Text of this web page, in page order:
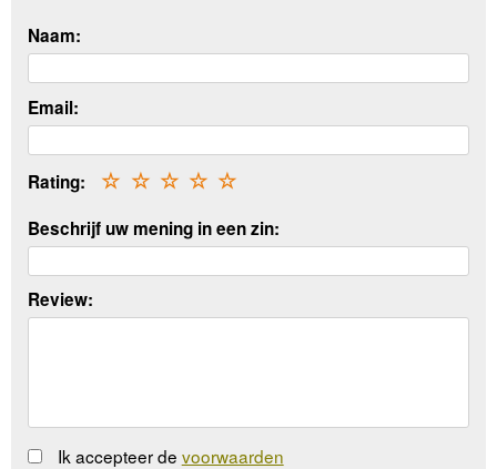
Naam:
Email:
Rating: ☆
☆
☆
☆
☆
Beschrijf uw mening in een zin:
Review:
Ik accepteer de voorwaarden